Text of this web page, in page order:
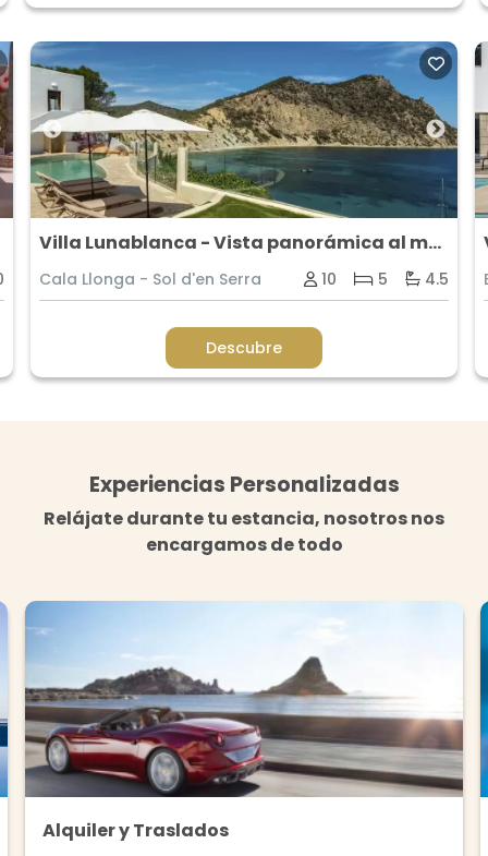
Villa Lunablanca - Vista panorámica al mar de Ibiza
Cala Llonga - Sol d'en Serra 10 5 4.5
Descubre
Experiencias Personalizadas
Relájate durante tu estancia, nosotros nos
encargamos de todo
Alquiler y Traslados